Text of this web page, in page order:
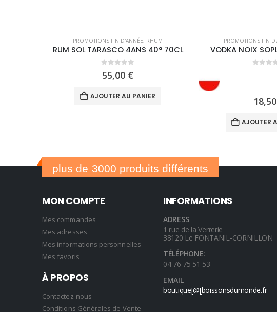
PROMOTIONS FIN D'ANNÉE, RHUM
RUM SOL TARASCO 4ANS 40° 70CL
55,00 €
AJOUTER AU PANIER
PROMOTIONS FIN
VODKA NOIX
18,50
AJOUTER
plus de 3000 produits différents
MON COMPTE
Mes commandes
Mes adresses
Mes informations personnelles
Mes favoris
À PROPOS
Contactez-nous
Conditions Générales de Vente
INFORMATIONS
ADRESS
1 rue de la Verrerie
38120 Le FONTANIL-CORNILLON
TÉLÉPHONE:
04 76 75 51 53
EMAIL
boutique[@[boissonsdumonde.fr